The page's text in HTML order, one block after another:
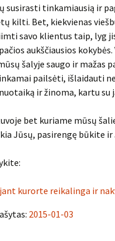
susirasti tinkamiausią ir
kilti. Bet, kiekvienas
savo klientus taip, lyg
aukščiausios kokybės.
šalyje saugo ir mažas
pailsėti, išlaidauti
ir žinoma, kartu su
bet kuriame mūsų
Jūsų, pasirengę būkite ir
kurorte reikalinga ir
2015-01-03